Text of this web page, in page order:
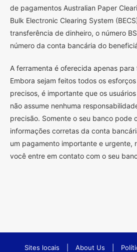
de pagamentos Australian Paper
Bulk Electronic Clearing System
transferência de dinheiro, o número
número da conta bancária do
A ferramenta é oferecida apenas para
Embora sejam feitos todos os
precisos, é importante que os
não assume nenhuma
precisão. Somente o seu banco pode
informações corretas da conta
um pagamento importante e urgente,
você entre em contato com o seu
Sites locais About Us